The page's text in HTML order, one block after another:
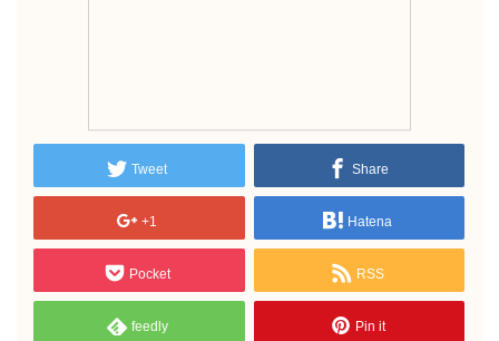
Tweet Share
+1 Hatena
Pocket RSS
feedly Pin it